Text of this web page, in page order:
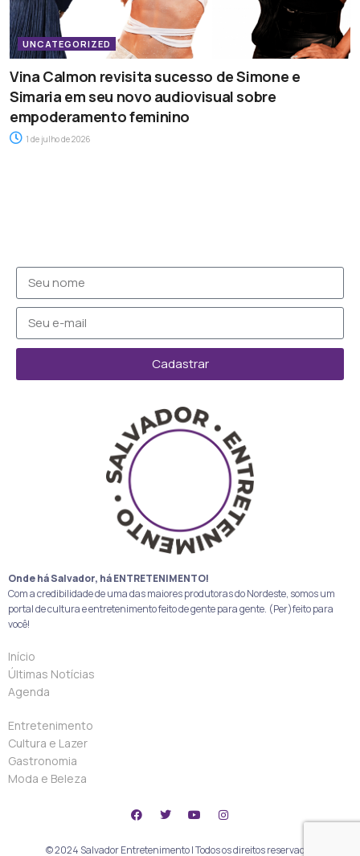
UNCATEGORIZED
Vina Calmon revisita sucesso de Simone e
Simaria em seu novo audiovisual sobre
empoderamento feminino
1 de julho de 2026
Cadastrar
Onde há Salvador, há ENTRETENIMENTO!
Com a credibilidade de uma das maiores produtoras do Nordeste, somos um
portal de cultura e entretenimento feito de gente para gente. (Per)feito para
você!
Início
Últimas Notícias
Agenda
Entretenimento
Cultura e Lazer
Gastronomia
Moda e Beleza
© 2024 Salvador Entretenimento | Todos os direitos reservados